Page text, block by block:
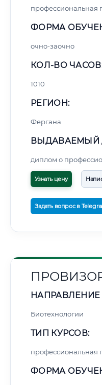
профессиональная
ФОРМА
очно-заочно
КОЛ-ВО
1010
РЕГИОН:
Фергана
ВЫДАВАЕМЫЙ
диплом о
Узнать цену
Задать вопрос в
Биотехнологии
ТИП КУРСОВ:
профессиональная
ФОРМА